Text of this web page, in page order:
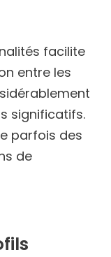
facilite
entre les
significatifs.
parfois des
de